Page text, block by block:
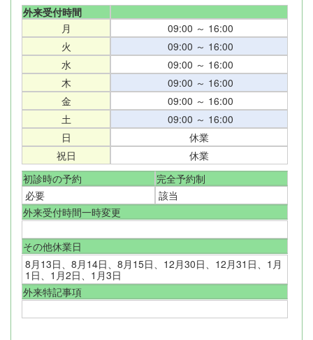
外来受付時間
月
09:00 ～ 16:00
火
09:00 ～ 16:00
水
09:00 ～ 16:00
木
09:00 ～ 16:00
金
09:00 ～ 16:00
土
09:00 ～ 16:00
日
休業
祝日
休業
初診時の予約
完全予約制
必要
該当
外来受付時間一時変更
その他休業日
8月13日、8月14日、8月15日、12月30日、12月31日、1月
1日、1月2日、1月3日
外来特記事項